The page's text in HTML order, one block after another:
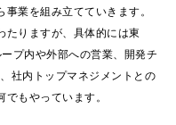
業を組み立てていきます。
たりますが、具体的には東
プ内や外部への営業、開発チ
社内トップマネジメントとの
もやっています。